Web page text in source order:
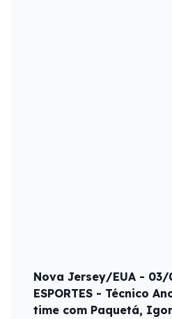
Nova Jersey/EUA -
ESPORTES - Técnico
time com Paquetá,